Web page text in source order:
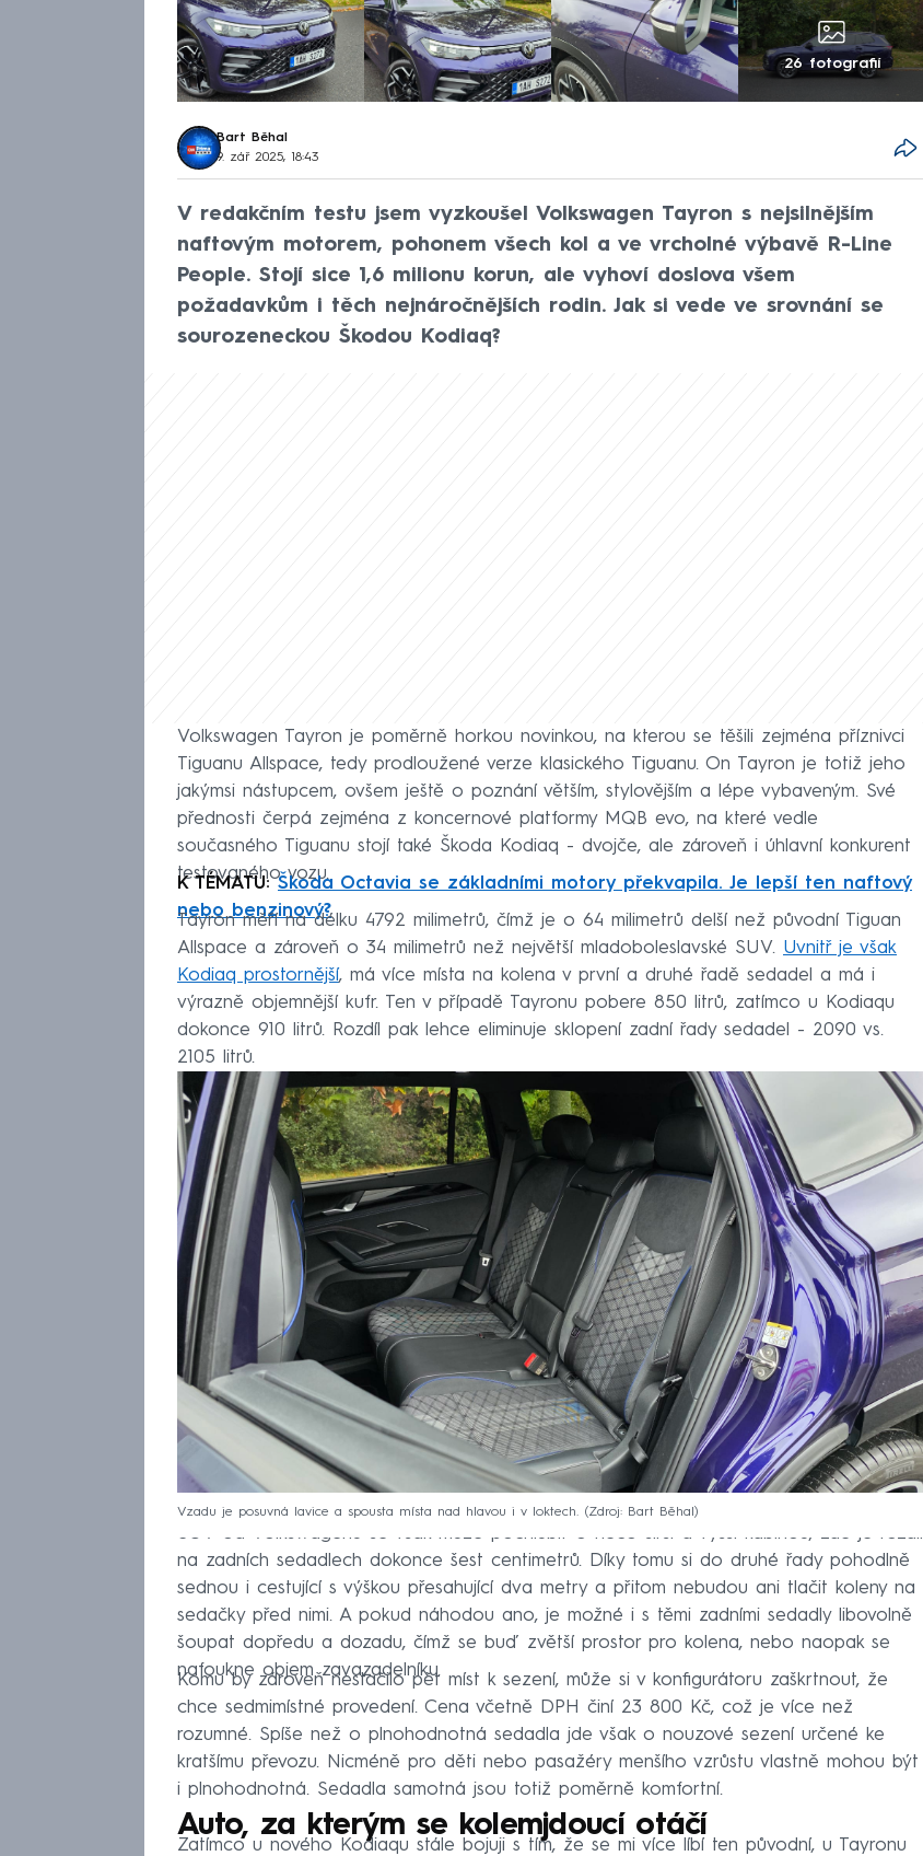
26 fotografií
Bart Běhal
9. zář 2025, 18:43
V redakčním testu jsem vyzkoušel Volkswagen Tayron s nejsilnějším
naftovým motorem, pohonem všech kol a ve vrcholné výbavě R-Line
People. Stojí sice 1,6 milionu korun, ale vyhoví doslova všem
požadavkům i těch nejnáročnějších rodin. Jak si vede ve srovnání se
sourozeneckou Škodou Kodiaq?
Volkswagen Tayron je poměrně horkou novinkou, na kterou se těšili zejména příznivci
Tiguanu Allspace, tedy prodloužené verze klasického Tiguanu. On Tayron je totiž jeho
jakýmsi nástupcem, ovšem ještě o poznání větším, stylovějším a lépe vybaveným. Své
přednosti čerpá zejména z koncernové platformy MQB evo, na které vedle
současného Tiguanu stojí také Škoda Kodiaq - dvojče, ale zároveň i úhlavní konkurent
testovaného vozu.
K TÉMATU:Škoda Octavia se základními motory překvapila. Je lepší ten naftový
nebo benzinový?
Tayron měří na délku 4792 milimetrů, čímž je o 64 milimetrů delší než původní Tiguan
Allspace a zároveň o 34 milimetrů než největší mladoboleslavské SUV. Uvnitř je však
Kodiaq prostornější, má více místa na kolena v první a druhé řadě sedadel a má i
výrazně objemnější kufr. Ten v případě Tayronu pobere 850 litrů, zatímco u Kodiaqu
dokonce 910 litrů. Rozdíl pak lehce eliminuje sklopení zadní řady sedadel - 2090 vs.
2105 litrů.
Vzadu je posuvná lavice a spousta místa nad hlavou i v loktech. Zdroj: Bart Běhal
SUV od Volkswagenu se však může pochlubit o něco širší a vyšší kabinou, zde je rozdíl
na zadních sedadlech dokonce šest centimetrů. Díky tomu si do druhé řady pohodlně
sednou i cestující s výškou přesahující dva metry a přitom nebudou ani tlačit koleny na
sedačky před nimi. A pokud náhodou ano, je možné i s těmi zadními sedadly libovolně
šoupat dopředu a dozadu, čímž se buď zvětší prostor pro kolena, nebo naopak se
nafoukne objem zavazadelníku.
Komu by zároveň nestačilo pět míst k sezení, může si v konfigurátoru zaškrtnout, že
chce sedmimístné provedení. Cena včetně DPH činí 23 800 Kč, což je více než
rozumné. Spíše než o plnohodnotná sedadla jde však o nouzové sezení určené ke
kratšímu převozu. Nicméně pro děti nebo pasažéry menšího vzrůstu vlastně mohou být
i plnohodnotná. Sedadla samotná jsou totiž poměrně komfortní.
Auto, za kterým se kolemjdoucí otáčí
Zatímco u nového Kodiaqu stále bojuji s tím, že se mi více líbí ten původní, u Tayronu